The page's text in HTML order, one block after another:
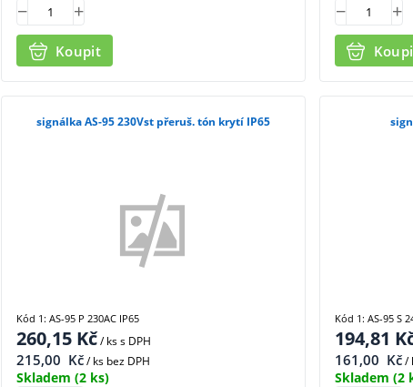
Koupit
signálka AS-95 230Vst přeruš. tón krytí IP65
260,15 Kč/ kss DPH
215,00 Kč/ ks bez DPH
Skladem (2 ks)
Kód 1: AS-95 P 230AC IP65
194,81
161,00 Kč/
Skladem (2
Kód 1: AS-95 S